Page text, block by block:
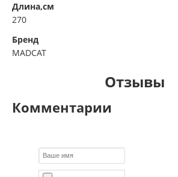
Длина,см
270
Бренд
MADCAT
Отзывы
Комментарии